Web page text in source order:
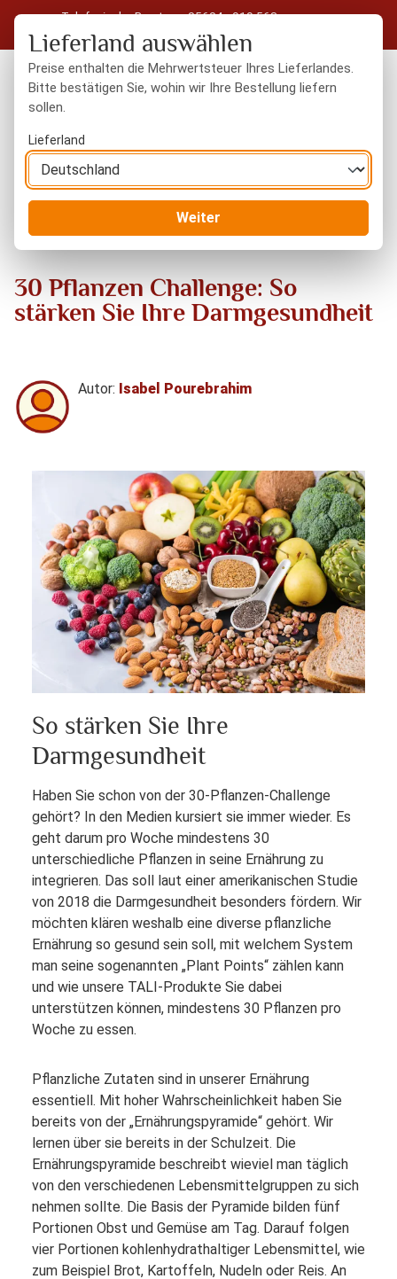
Zum Hauptinhalt springen
Telefonische Beratung: 05604 - 919 563
Kostenloser Versand in Deutschland ab 50 € Warenwert
30 Pflanzen Challenge: So stärken Sie Ihre
Darmgesundheit
30 Pflanzen Challenge: So
stärken Sie Ihre Darmgesundheit
Autor: Isabel Pourebrahim
So stärken Sie Ihre
Darmgesundheit
Haben Sie schon von der 30-Pflanzen-Challenge
gehört? In den Medien kursiert sie immer wieder. Es
geht darum pro Woche mindestens 30
unterschiedliche Pflanzen in seine Ernährung zu
integrieren. Das soll laut einer amerikanischen Studie
von 2018 die Darmgesundheit besonders fördern. Wir
möchten klären weshalb eine diverse pflanzliche
Ernährung so gesund sein soll, mit welchem System
man seine sogenannten „Plant Points“ zählen kann
und wie unsere TALI-Produkte Sie dabei
unterstützen können, mindestens 30 Pflanzen pro
Woche zu essen.
Pflanzliche Zutaten sind in unserer Ernährung
essentiell. Mit hoher Wahrscheinlichkeit haben Sie
bereits von der „Ernährungspyramide“ gehört. Wir
lernen über sie bereits in der Schulzeit. Die
Ernährungspyramide beschreibt wieviel man täglich
von den verschiedenen Lebensmittelgruppen zu sich
nehmen sollte. Die Basis der Pyramide bilden fünf
Portionen Obst und Gemüse am Tag. Darauf folgen
vier Portionen kohlenhydrathaltiger Lebensmittel, wie
zum Beispiel Brot, Kartoffeln, Nudeln oder Reis. An
Lieferland auswählen
Preise enthalten die Mehrwertsteuer Ihres Lieferlandes.
Bitte bestätigen Sie, wohin wir Ihre Bestellung liefern
sollen.
Lieferland
Weiter